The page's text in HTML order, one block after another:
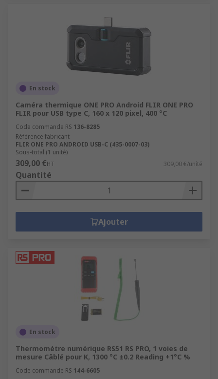
En stock
Caméra thermique ONE PRO Android FLIR ONE PRO
FLIR pour USB type C, 160 x 120 pixel, 400 °C
Code commande RS 136-8285
Référence fabricant
FLIR ONE PRO ANDROID USB-C (435-0007-03)
Sous-total (1 unité)
309,00 €HT 309,00 €/unité
Quantité
Ajouter
En stock
Thermomètre numérique RS51 RS PRO, 1 voies de
mesure Câblé pour K, 1300 °C ±0.2 Reading +1°C %
Code commande RS 144-6605